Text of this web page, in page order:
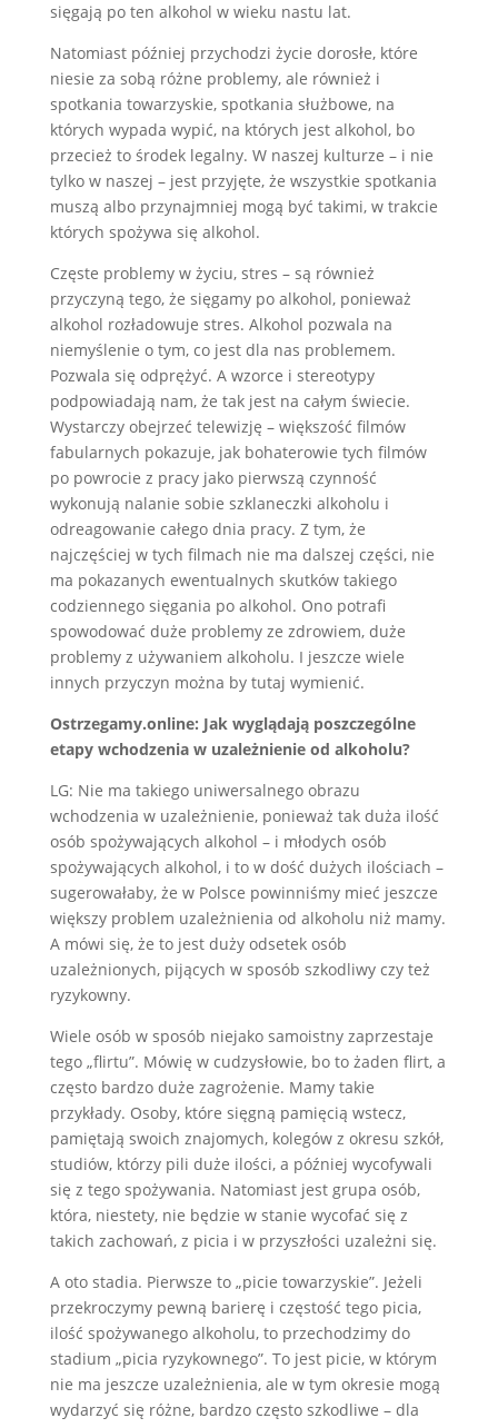
sięgają po ten alkohol w wieku nastu lat.
Natomiast później przychodzi życie dorosłe, które
niesie za sobą różne problemy, ale również i
spotkania towarzyskie, spotkania służbowe, na
których wypada wypić, na których jest alkohol, bo
przecież to środek legalny. W naszej kulturze – i nie
tylko w naszej – jest przyjęte, że wszystkie spotkania
muszą albo przynajmniej mogą być takimi, w trakcie
których spożywa się alkohol.
Częste problemy w życiu, stres – są również
przyczyną tego, że sięgamy po alkohol, ponieważ
alkohol rozładowuje stres. Alkohol pozwala na
niemyślenie o tym, co jest dla nas problemem.
Pozwala się odprężyć. A wzorce i stereotypy
podpowiadają nam, że tak jest na całym świecie.
Wystarczy obejrzeć telewizję – większość filmów
fabularnych pokazuje, jak bohaterowie tych filmów
po powrocie z pracy jako pierwszą czynność
wykonują nalanie sobie szklaneczki alkoholu i
odreagowanie całego dnia pracy. Z tym, że
najczęściej w tych filmach nie ma dalszej części, nie
ma pokazanych ewentualnych skutków takiego
codziennego sięgania po alkohol. Ono potrafi
spowodować duże problemy ze zdrowiem, duże
problemy z używaniem alkoholu. I jeszcze wiele
innych przyczyn można by tutaj wymienić.
Ostrzegamy.online: Jak wyglądają poszczególne
etapy wchodzenia w uzależnienie od alkoholu?
LG: Nie ma takiego uniwersalnego obrazu
wchodzenia w uzależnienie, ponieważ tak duża ilość
osób spożywających alkohol – i młodych osób
spożywających alkohol, i to w dość dużych ilościach –
sugerowałaby, że w Polsce powinniśmy mieć jeszcze
większy problem uzależnienia od alkoholu niż mamy.
A mówi się, że to jest duży odsetek osób
uzależnionych, pijących w sposób szkodliwy czy też
ryzykowny.
Wiele osób w sposób niejako samoistny zaprzestaje
tego „flirtu”. Mówię w cudzysłowie, bo to żaden flirt, a
często bardzo duże zagrożenie. Mamy takie
przykłady. Osoby, które sięgną pamięcią wstecz,
pamiętają swoich znajomych, kolegów z okresu szkół,
studiów, którzy pili duże ilości, a później wycofywali
się z tego spożywania. Natomiast jest grupa osób,
która, niestety, nie będzie w stanie wycofać się z
takich zachowań, z picia i w przyszłości uzależni się.
A oto stadia. Pierwsze to „picie towarzyskie”. Jeżeli
przekroczymy pewną barierę i częstość tego picia,
ilość spożywanego alkoholu, to przechodzimy do
stadium „picia ryzykownego”. To jest picie, w którym
nie ma jeszcze uzależnienia, ale w tym okresie mogą
wydarzyć się różne, bardzo często szkodliwe – dla